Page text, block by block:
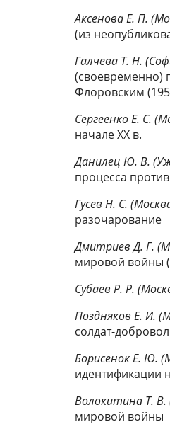
Аксенова Е. П.
(из
Галчева Т. Н.
(своевременно)
Флоровским
Сергеенко Е. С.
начале ХХ в.
Данилец Ю. В.
процесса
Гусев Н. С.
разочарование
Дмитриев Д. Г.
мировой войны
Субаев Р. Р.
Поздняков Е. И.
солдат-
Борисенок Е. Ю.
идентификации
Волокитина Т.
мировой войны